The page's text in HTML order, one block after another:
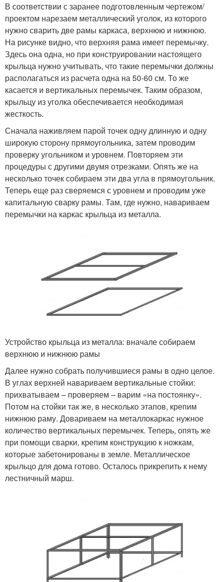
В соответствии с заранее подготовленным чертежом/
проектом нарезаем металлический уголок, из которого
нужно сварить две рамы каркаса, верхнюю и нижнюю.
На рисунке видно, что верхняя рама имеет перемычку.
Здесь она одна, но при конструировании настоящего
крыльца нужно учитывать, что такие перемычки должны
располагаться из расчета одна на 50-60 см. То же
касается и вертикальных перемычек. Таким образом,
крыльцу из уголка обеспечивается необходимая
жесткость.
Сначала наживляем парой точек одну длинную и одну
широкую сторону прямоугольника, затем проводим
проверку угольником и уровнем. Повторяем эти
процедуры с другими двумя отрезками. Опять же на
несколько точек собираем эти два угла в прямоугольник.
Теперь еще раз сверяемся с уровнем и проводим уже
капитальную сварку рамы. Там, где нужно, навариваем
перемычки на каркас крыльца из металла.
Устройство крыльца из металла: вначале собираем
верхнюю и нижнюю рамы
Далее нужно собрать получившиеся рамы в одно целое.
В углах верхней навариваем вертикальные стойки:
прихватываем – проверяем – варим «на постоянку».
Потом на стойки так же, в несколько этапов, крепим
нижнюю раму. Довариваем на металлокаркас нужное
количество вертикальных перемычек. Теперь, опять же
при помощи сварки, крепим конструкцию к ножкам,
которые забетонированы в земле. Металлическое
крыльцо для дома готово. Осталось прикрепить к нему
лестничный марш.